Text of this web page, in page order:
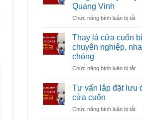
kỹ
sâu,
an
Quang Vinh
Chức năng bình luận bị tắtở
cửa
bị
thổi
Kỹ
Thay lá cửa cuốn
chuyên nghiệp,
chóng
Chức năng bình luận bị tắtở
bị
Tư vấn lắp đặt lưu
cửa cuốn
Chức năng bình luận bị tắtở